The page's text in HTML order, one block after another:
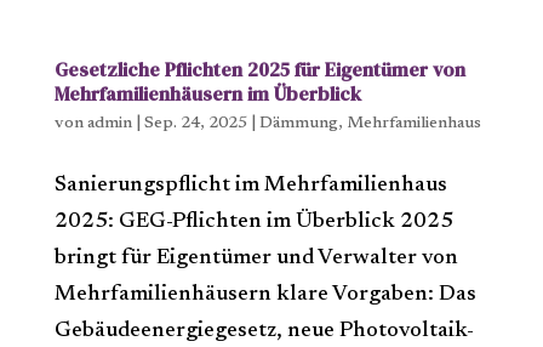
Gesetzliche Pflichten 2025 für Eigentümer von
Mehrfamilienhäusern im Überblick
von admin| Sep. 24, 2025| Dämmung, Mehrfamilienhaus
Sanierungspflicht im Mehrfamilienhaus
2025: GEG-Pflichten im Überblick 2025
bringt für Eigentümer und Verwalter von
Mehrfamilienhäusern klare Vorgaben: Das
Gebäudeenergiegesetz, neue Photovoltaik-